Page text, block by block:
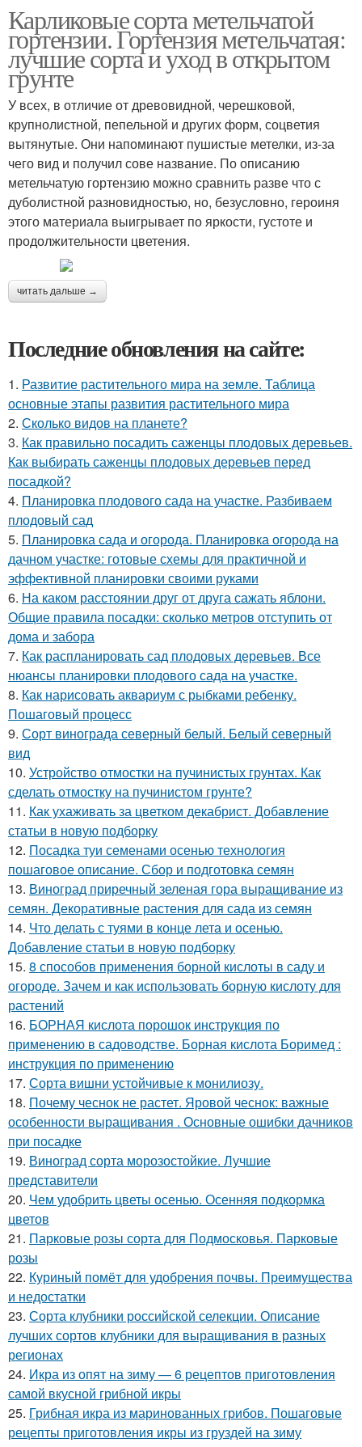
Карликовые сорта метельчатой
гортензии. Гортензия метельчатая:
лучшие сорта и уход в открытом
грунте
У всех, в отличие от древовидной, черешковой,
крупнолистной, пепельной и других форм, соцветия
вытянутые. Они напоминают пушистые метелки, из-за
чего вид и получил сове название. По описанию
метельчатую гортензию можно сравнить разве что с
дуболистной разновидностью, но, безусловно, героиня
этого материала выигрывает по яркости, густоте и
продолжительности цветения.
читать дальше →
Последние обновления на сайте:
1. Развитие растительного мира на земле. Таблица
основные этапы развития растительного мира
2. Сколько видов на планете?
3. Как правильно посадить саженцы плодовых деревьев.
Как выбирать саженцы плодовых деревьев перед
посадкой?
4. Планировка плодового сада на участке. Разбиваем
плодовый сад
5. Планировка сада и огорода. Планировка огорода на
дачном участке: готовые схемы для практичной и
эффективной планировки своими руками
6. На каком расстоянии друг от друга сажать яблони.
Общие правила посадки: сколько метров отступить от
дома и забора
7. Как распланировать сад плодовых деревьев. Все
нюансы планировки плодового сада на участке.
8. Как нарисовать аквариум с рыбками ребенку.
Пошаговый процесс
9. Сорт винограда северный белый. Белый северный
вид
10. Устройство отмостки на пучинистых грунтах. Как
сделать отмостку на пучинистом грунте?
11. Как ухаживать за цветком декабрист. Добавление
статьи в новую подборку
12. Посадка туи семенами осенью технология
пошаговое описание. Сбор и подготовка семян
13. Виноград приречный зеленая гора выращивание из
семян. Декоративные растения для сада из семян
14. Что делать с туями в конце лета и осенью.
Добавление статьи в новую подборку
15. 8 способов применения борной кислоты в саду и
огороде. Зачем и как использовать борную кислоту для
растений
16. БОРНАЯ кислота порошок инструкция по
применению в садоводстве. Борная кислота Боримед :
инструкция по применению
17. Сорта вишни устойчивые к монилиозу.
18. Почему чеснок не растет. Яровой чеснок: важные
особенности выращивания . Основные ошибки дачников
при посадке
19. Виноград сорта морозостойкие. Лучшие
представители
20. Чем удобрить цветы осенью. Осенняя подкормка
цветов
21. Парковые розы сорта для Подмосковья. Парковые
розы
22. Куриный помёт для удобрения почвы. Преимущества
и недостатки
23. Сорта клубники российской селекции. Описание
лучших сортов клубники для выращивания в разных
регионах
24. Икра из опят на зиму — 6 рецептов приготовления
самой вкусной грибной икры
25. Грибная икра из маринованных грибов. Пошаговые
рецепты приготовления икры из груздей на зиму